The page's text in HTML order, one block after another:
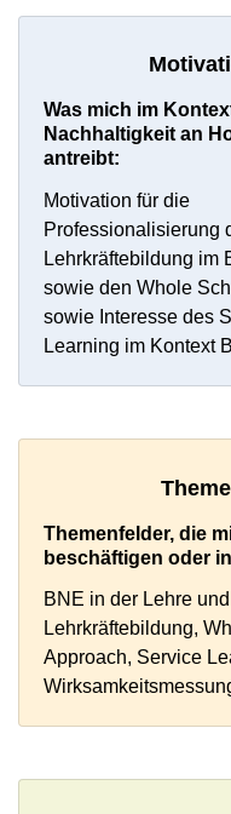
Was mich im
Nachhaltigkeit an
antreibt:
Motivation für die
Professionalisierung
Lehrkräftebildung im
sowie den Whole
sowie Interesse des
Learning im Kontext
Themenfelder, die
beschäftigen oder
BNE in der Lehre
Lehrkräftebildung,
Approach, Service